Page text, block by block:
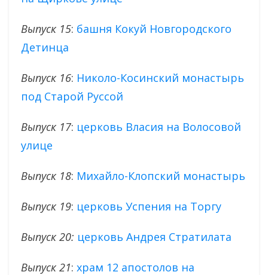
Выпуск 15: башня Кокуй Новгородского
Детинца
Выпуск 16: Николо-Косинский монастырь
под Старой Руссой
Выпуск 17: церковь Власия на Волосовой
улице
Выпуск 18: Михайло-Клопский монастырь
Выпуск 19: церковь Успения на Торгу
Выпуск 20: церковь Андрея Стратилата
Выпуск 21: храм 12 апостолов на